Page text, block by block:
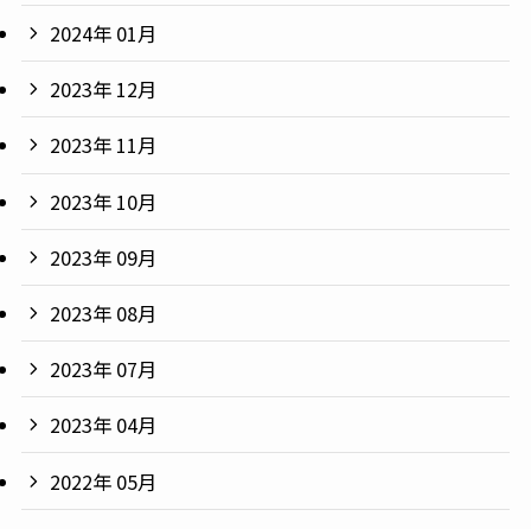
2024年 01月
2023年 12月
2023年 11月
2023年 10月
2023年 09月
2023年 08月
2023年 07月
2023年 04月
2022年 05月